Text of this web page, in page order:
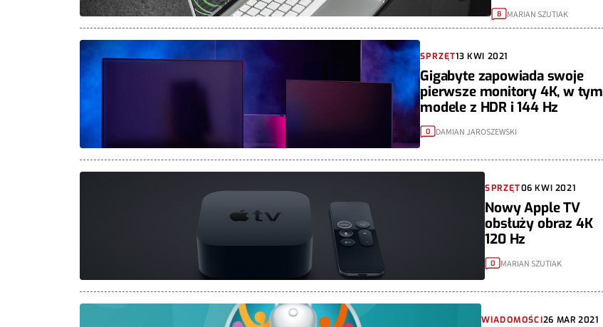
8 MARIAN SZUTIAK
SPRZĘT13 KWI 2021
Gigabyte zapowiada swoje
pierwsze monitory 4K, w tym
modele z HDR i 144 Hz
0 DAMIAN JAROSZEWSKI
SPRZĘT06 KWI 2021
Nowy Apple TV
obsłuży obraz 4K
120 Hz
0 MARIAN SZUTIAK
WIADOMOŚCI26 MAR 2021